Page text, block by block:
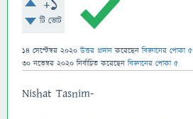
+1
টি ভোট
14 সেপ্টেম্বর 2020 উত্তর প্রদান করেছেনবিজ্ঞানের পোকা ৫
30 নভেম্বর 2020 নির্বাচিত করেছেনবিজ্ঞানের পোকা ৫
Nishat Tasnim-